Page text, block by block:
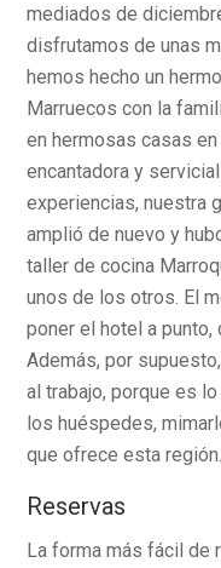
mediados de
disfrutamos de unas
hemos hecho un
Marruecos con la
en hermosas casas
encantadora y
experiencias, nuestra
amplió de nuevo y
taller de cocina
unos de los otros. El
poner el hotel a
Además, por
al trabajo, porque es
los huéspedes,
que ofrece esta región.
Reservas
La forma más fácil de